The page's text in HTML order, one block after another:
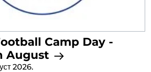
Camp Day -
August
2026.